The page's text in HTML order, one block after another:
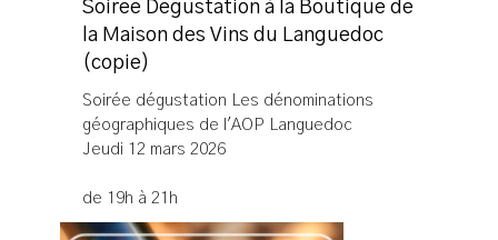
Soirée Dégustation à la Boutique de
la Maison des Vins du Languedoc
(copie)
Soirée dégustation Les dénominations
géographiques de l'AOP Languedoc
Jeudi 12 mars 2026
de 19h à 21h